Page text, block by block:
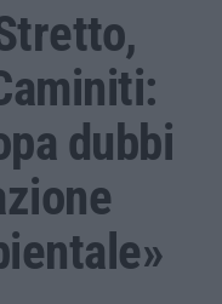
dubbi